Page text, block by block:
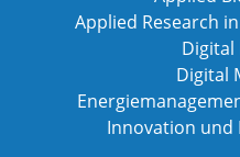
Applied Research
Digital
Digital
Innovation